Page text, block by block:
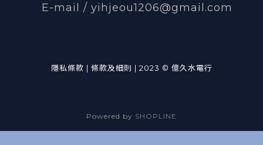
E-mail / yihjeou1206@gmail.com
隱私條款 | 條款及細則 | 2023 © 億久水電行
Powered by SHOPLINE